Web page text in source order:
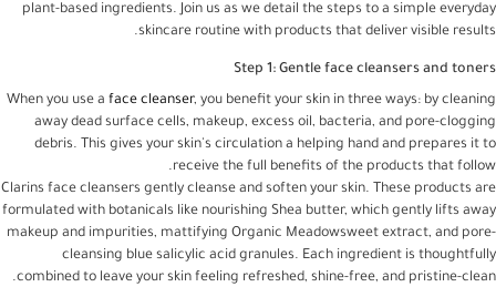
plant-based ingredients. Join us as we detail the steps to a simple everyday
skincare routine with products that deliver visible results.
Step 1: Gentle face cleansers and toners
When you use a face cleanser, you benefit your skin in three ways: by cleaning
away dead surface cells, makeup, excess oil, bacteria, and pore-clogging
debris. This gives your skin's circulation a helping hand and prepares it to
receive the full benefits of the products that follow.
Clarins face cleansers gently cleanse and soften your skin. These products are
formulated with botanicals like nourishing Shea butter, which gently lifts away
makeup and impurities, mattifying Organic Meadowsweet extract, and pore-
cleansing blue salicylic acid granules. Each ingredient is thoughtfully
combined to leave your skin feeling refreshed, shine-free, and pristine-clean.